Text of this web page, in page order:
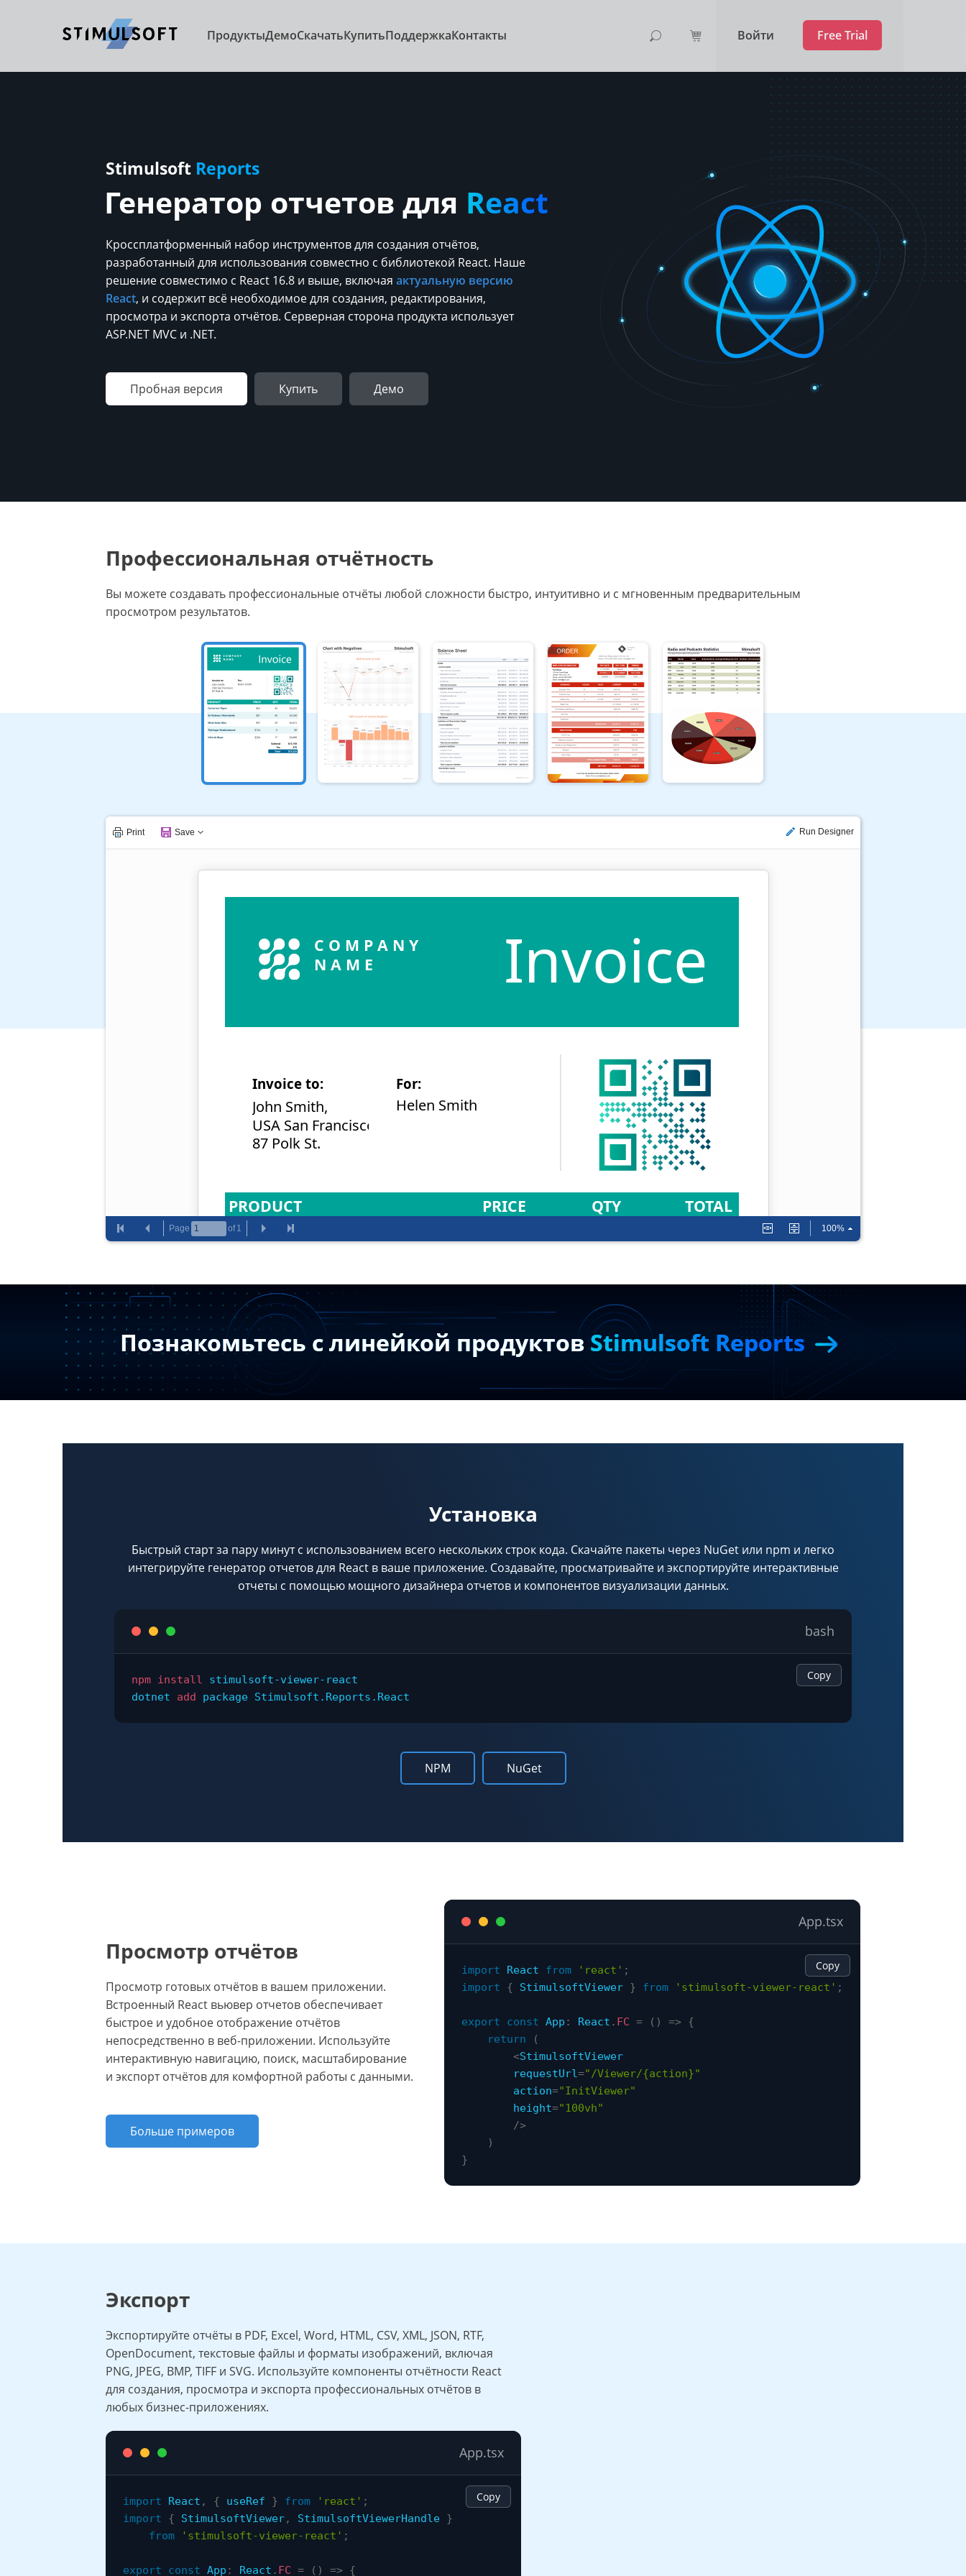
ПродуктыДемоСкачатьКупитьПоддержкаКонтакты Войти Free Trial
Stimulsoft Reports
Генератор отчетов для React
Кроссплатформенный набор инструментов для создания отчётов,
разработанный для использования совместно с библиотекой React. Наше
решение совместимо с React 16.8 и выше, включая актуальную версию
React, и содержит всё необходимое для создания, редактирования,
просмотра и экспорта отчётов. Серверная сторона продукта использует
ASP.NET MVC и .NET.
Пробная версия Купить Демо
Профессиональная отчётность
Вы можете создавать профессиональные отчёты любой сложности быстро, интуитивно и с мгновенным предварительным
просмотром результатов.
Познакомьтесь с линейкой продуктов Stimulsoft Reports
Установка
Быстрый старт за пару минут с использованием всего нескольких строк кода. Скачайте пакеты через NuGet или npm и легко
интегрируйте генератор отчетов для React в ваше приложение. Создавайте, просматривайте и экспортируйте интерактивные
отчеты с помощью мощного дизайнера отчетов и компонентов визуализации данных.
bash
Copy
npm install stimulsoft-viewer-react
dotnet add package Stimulsoft.Reports.React
NPM NuGet
Просмотр отчётов
Просмотр готовых отчётов в вашем приложении.
Встроенный React вьювер отчетов обеспечивает
быстрое и удобное отображение отчётов
непосредственно в веб-приложении. Используйте
интерактивную навигацию, поиск, масштабирование
и экспорт отчётов для комфортной работы с данными.
Больше примеров
App.tsx
Copy
import React from 'react' ;
import
{ StimulsoftViewer } from 'stimulsoft-viewer-react' ;
export const App : React . FC = ( ) => {
return
(
<StimulsoftViewer
        requestUrl
="/Viewer/{action}"
        action
="InitViewer"
        height
="100vh"
/>
)
}
Экспорт
Экспортируйте отчёты в PDF, Excel, Word, HTML, CSV, XML, JSON, RTF,
OpenDocument, текстовые файлы и форматы изображений, включая
PNG, JPEG, BMP, TIFF и SVG. Используйте компоненты отчётности React
для создания, просмотра и экспорта профессиональных отчётов в
любых бизнес-приложениях.
App.tsx
Copy
import React , { useRef } from 'react' ;
import
{ StimulsoftViewer, StimulsoftViewerHandle }
from
'stimulsoft-viewer-react' ;
export const App : React . FC = ( ) => {